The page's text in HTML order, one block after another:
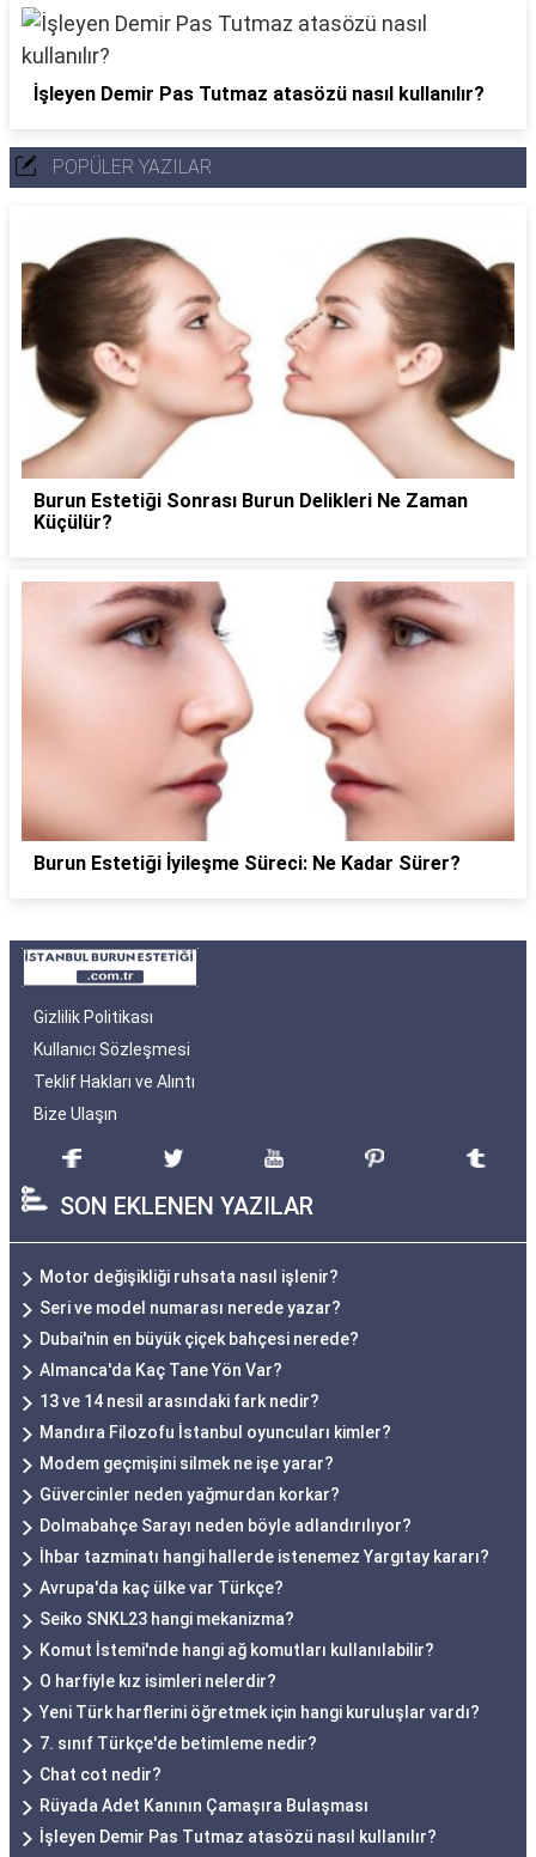
İşleyen Demir Pas Tutmaz atasözü nasıl kullanılır?
POPÜLER YAZILAR
Burun Estetiği Sonrası Burun Delikleri Ne Zaman
Küçülür?
Burun Estetiği İyileşme Süreci: Ne Kadar Sürer?
Gizlilik Politikası
Kullanıcı Sözleşmesi
Teklif Hakları ve Alıntı
Bize Ulaşın
SON EKLENEN YAZILAR
Motor değişikliği ruhsata nasıl işlenir?
Seri ve model numarası nerede yazar?
Dubai'nin en büyük çiçek bahçesi nerede?
Almanca'da Kaç Tane Yön Var?
13 ve 14 nesil arasındaki fark nedir?
Mandıra Filozofu İstanbul oyuncuları kimler?
Modem geçmişini silmek ne işe yarar?
Güvercinler neden yağmurdan korkar?
Dolmabahçe Sarayı neden böyle adlandırılıyor?
İhbar tazminatı hangi hallerde istenemez Yargıtay kararı?
Avrupa'da kaç ülke var Türkçe?
Seiko SNKL23 hangi mekanizma?
Komut İstemi'nde hangi ağ komutları kullanılabilir?
O harfiyle kız isimleri nelerdir?
Yeni Türk harflerini öğretmek için hangi kuruluşlar vardı?
7. sınıf Türkçe'de betimleme nedir?
Chat cot nedir?
Rüyada Adet Kanının Çamaşıra Bulaşması
İşleyen Demir Pas Tutmaz atasözü nasıl kullanılır?